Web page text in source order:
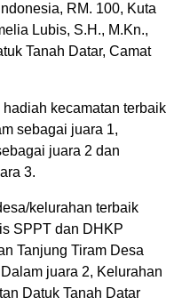
RM. 100, Kuta
Lubis, S.H., M.Kn.,
Tanah Datar, Camat
kecamatan terbaik
sebagai juara 1,
juara 2 dan
3.
kelurahan terbaik
SPPT dan DHKP
Tanjung Tiram Desa
juara 2, Kelurahan
Datuk Tanah Datar